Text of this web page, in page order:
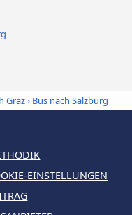
Graz› Bus nach Salzburg
EINSTELLUNGEN